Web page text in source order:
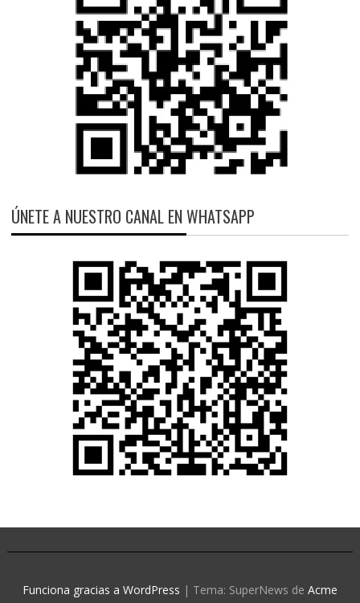
ÚNETE A NUESTRO CANAL EN WHATSAPP
Funciona gracias a WordPress | Tema: SuperNews de Acme